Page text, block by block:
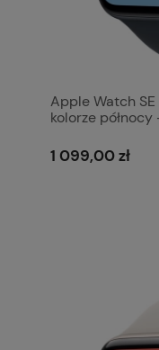
Apple Watch
kolorze
1 099,00 zł